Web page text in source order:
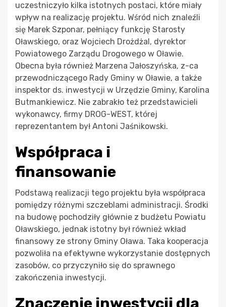
uczestniczyło kilka istotnych postaci, które miały
wpływ na realizację projektu. Wśród nich znaleźli
się Marek Szponar, pełniący funkcję Starosty
Oławskiego, oraz Wojciech Drożdżal, dyrektor
Powiatowego Zarządu Drogowego w Oławie.
Obecna była również Marzena Jałoszyńska, z-ca
przewodniczącego Rady Gminy w Oławie, a także
inspektor ds. inwestycji w Urzędzie Gminy, Karolina
Butmankiewicz. Nie zabrakło też przedstawicieli
wykonawcy, firmy DROG-WEST, której
reprezentantem był Antoni Jaśnikowski.
Współpraca i
finansowanie
Podstawą realizacji tego projektu była współpraca
pomiędzy różnymi szczeblami administracji. Środki
na budowę pochodziły głównie z budżetu Powiatu
Oławskiego, jednak istotny był również wkład
finansowy ze strony Gminy Oława. Taka kooperacja
pozwoliła na efektywne wykorzystanie dostępnych
zasobów, co przyczyniło się do sprawnego
zakończenia inwestycji.